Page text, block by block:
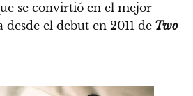
se convirtió en el mejor
el debut en 2011 de Two